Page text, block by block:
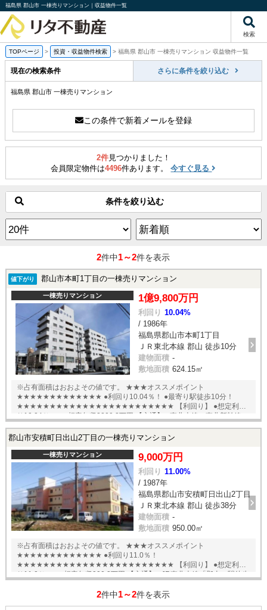
福島県 郡山市 一棟売りマンション｜収益物件一覧
検索
TOPページ > 投資・収益物件検索 > 福島県 郡山市 一棟売りマンション 収益物件一覧
現在の検索条件 さらに条件を絞り込む
福島県 郡山市 一棟売りマンション
この条件で新着メールを登録
2件見つかりました！
会員限定物件は4496件あります。今すぐ見る
条件を絞り込む
2件中1～2件を表示
値下がり 郡山市本町1丁目の一棟売りマンション
一棟売りマンション 1億9,800万円
利回り 10.04%
/ 1986年
福島県郡山市本町1丁目
ＪＲ東北本線 郡山 徒歩10分
建物面積 -
敷地面積 624.15㎡
※占有面積はおおよその値です。 ★★★オススメポイント
★★★★★★★★★★★★★ ●利回り10.04％！ ●最寄り駅徒歩10分！
★★★★★★★★★★★★★★★★★★★★★★★★ 【利回り】 ●想定利回
り10.04％ ●想定年収2209.2万円 【交通】 ●東北本線・東北新幹線・
郡山市安積町日出山2丁目の一棟売りマンション
一棟売りマンション 9,000万円
利回り 11.00%
/ 1987年
福島県郡山市安積町日出山2丁目
ＪＲ東北本線 郡山 徒歩38分
建物面積 -
敷地面積 950.00㎡
※占有面積はおおよその値です。 ★★★オススメポイント
★★★★★★★★★★★★★ ●利回り11.0％！
★★★★★★★★★★★★★★★★★★★★★★★★ 【利回り】 ●想定利回
り11.0％ ●想定年収990.3万円 【交通】 ●JR東北本線「郡山」駅徒歩
2件中1～2件を表示